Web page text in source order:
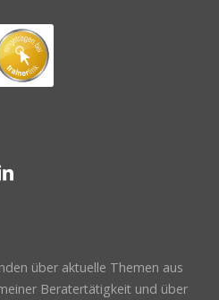
über aktuelle Themen aus
Beratertätigkeit und über